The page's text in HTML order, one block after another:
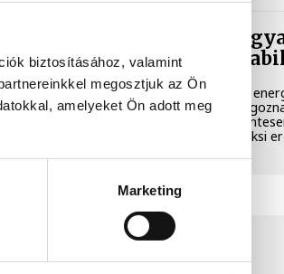
biztosításához, valamint
megosztjuk az Ön
amelyeket Ön adott meg
Marketing
Magyar Péter:
energiaellátása
Jelenleg stabil Magyarország
erőmű munkatársai azon
még termelő turbina
közölte a miniszterelnök a paksi
SPORT